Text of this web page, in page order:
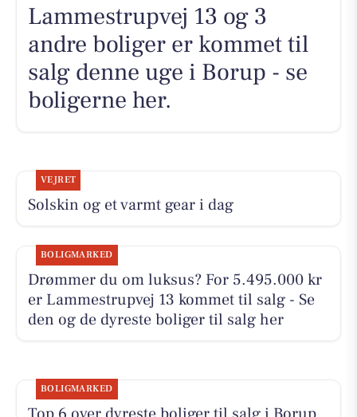
Lammestrupvej 13 og 3
andre boliger er kommet til
salg denne uge i Borup - se
boligerne her.
VEJRET
Solskin og et varmt gear i dag
BOLIGMARKED
Drømmer du om luksus? For 5.495.000 kr
er Lammestrupvej 13 kommet til salg - Se
den og de dyreste boliger til salg her
BOLIGMARKED